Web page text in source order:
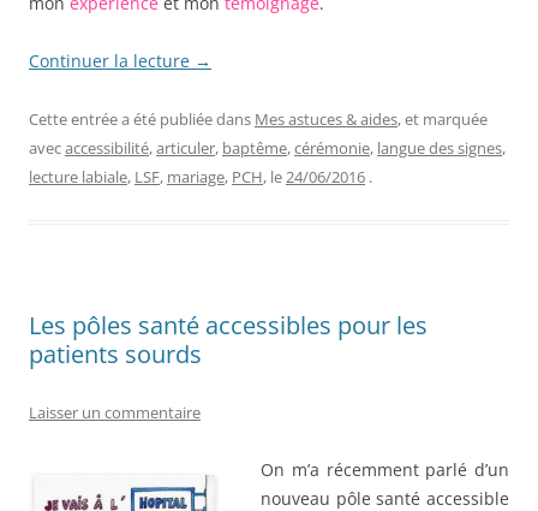
Continuer la lecture →
Cette entrée a été publiée dans Mes astuces & aides, et marquée
avecaccessibilité,articuler, baptême,cérémonie, langue des signes,
lecture labiale, LSF, mariage, PCH, le24/06/2016 .
Les pôles santé accessibles pour les
patients sourds
Laisser un commentaire
On m’a récemment parlé d’un
nouveau pôle santé accessible